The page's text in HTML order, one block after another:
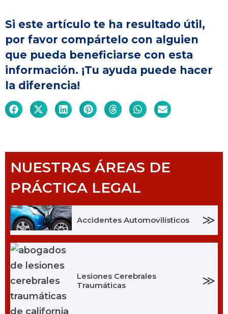
Si este artículo te ha resultado útil,
por favor compártelo con alguien
que pueda beneficiarse con esta
información. ¡Tu ayuda puede hacer
la diferencia!
NUESTRAS ÁREAS DE
PRÁCTICA LEGAL
Accidentes Automovilísticos ≫
Lesiones Cerebrales
Traumáticas
≫